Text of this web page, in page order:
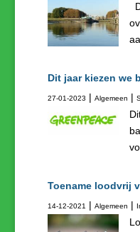
Dit jaar kiezen we
27-01-2023 | Algemeen |
Toename loodvrij
14-12-2021 | Algemeen |